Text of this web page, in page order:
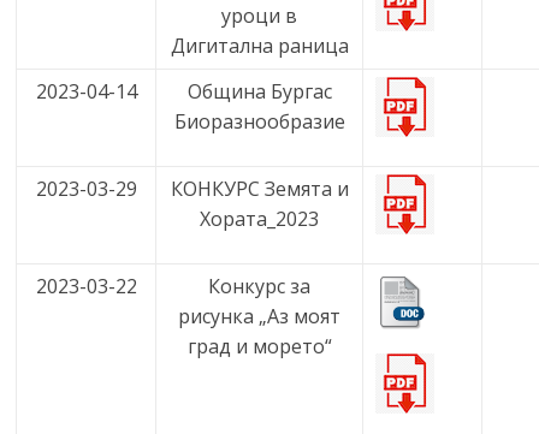
уроци в
Дигитална раница
2023-04-14
Община Бургас
Биоразнообразие
2023-03-29
КОНКУРС Земята и
Хората_2023
2023-03-22
Конкурс за
рисунка „Аз моят
град и морето“